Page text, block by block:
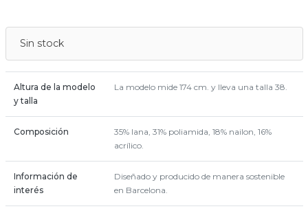
Sin stock
Altura de la modelo
y talla
La modelo mide 174 cm. y lleva una talla 38.
Composición
35% lana, 31% poliamida, 18% nailon, 16%
acrílico.
Información de
interés
Diseñado y producido de manera sostenible
en Barcelona.